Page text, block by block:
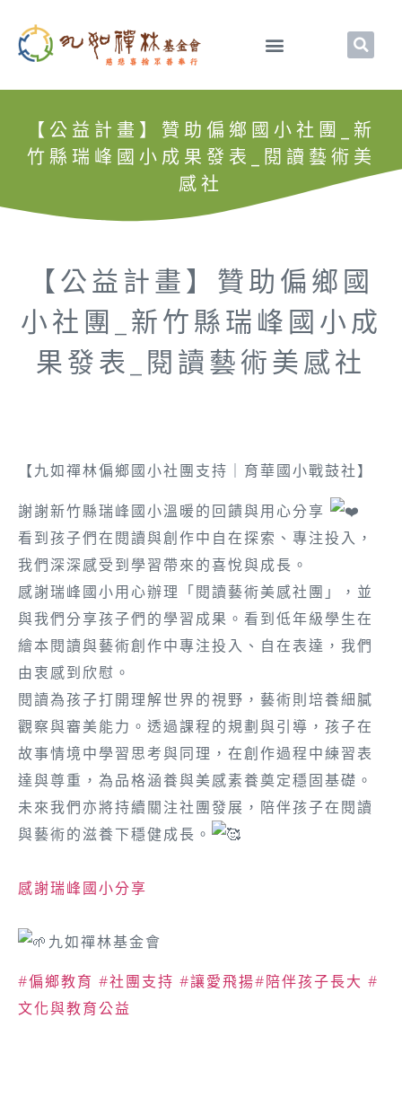
【公益計畫】贊助偏鄉國小社團_新
竹縣瑞峰國小成果發表_閱讀藝術美
感社
【公益計畫】贊助偏鄉國
小社團_新竹縣瑞峰國小成
果發表_閱讀藝術美感社
【九如禪林偏鄉國小社團支持｜育華國小戰鼓社】
謝謝新竹縣瑞峰國小溫暖的回饋與用心分享
看到孩子們在閱讀與創作中自在探索、專注投入，
我們深深感受到學習帶來的喜悅與成長。
感謝瑞峰國小用心辦理「閱讀藝術美感社團」，並
與我們分享孩子們的學習成果。看到低年級學生在
繪本閱讀與藝術創作中專注投入、自在表達，我們
由衷感到欣慰。
閱讀為孩子打開理解世界的視野，藝術則培養細膩
觀察與審美能力。透過課程的規劃與引導，孩子在
故事情境中學習思考與同理，在創作過程中練習表
達與尊重，為品格涵養與美感素養奠定穩固基礎。
未來我們亦將持續關注社團發展，陪伴孩子在閱讀
與藝術的滋養下穩健成長。
感謝瑞峰國小分享
九如禪林基金會
#偏鄉教育 #社團支持 #讓愛飛揚#陪伴孩子長大 #
文化與教育公益